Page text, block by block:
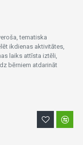
tematiska
ikdienas aktivitātes,
laiks attīsta iztēli,
bērniem atdarināt